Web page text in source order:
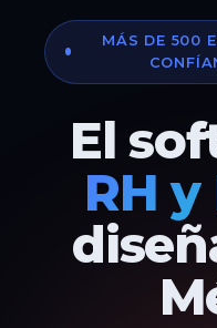
MÁS DE 500
El
RH